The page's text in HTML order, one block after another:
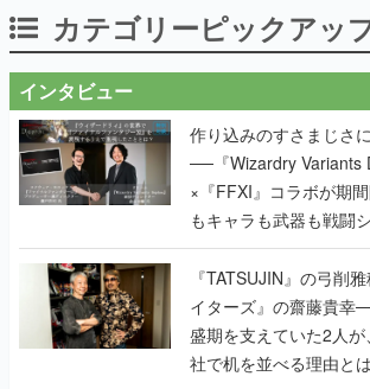
カテゴリーピックアッ
インタビュー
作り込みのすさまじさ
──『Wizardry Variants
×『FFXI』コラボが期
もキャラも武器も戦闘
で作り込まれた理由を
く
『TATSUJIN』の弓削
イターズ』の齋藤貴幸
盛期を支えていた2人
社で机を並べる理由と